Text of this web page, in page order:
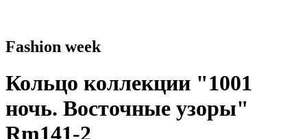
Fashion week
Кольцо коллекции "1001
ночь. Восточные узоры"
Rm141-2